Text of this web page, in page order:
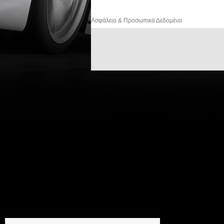
Ασφάλεια & Προσωπικά Δεδομένα